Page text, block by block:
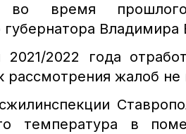
во время
Владимира
2021/2022 года
рассмотрения жалоб
температура в